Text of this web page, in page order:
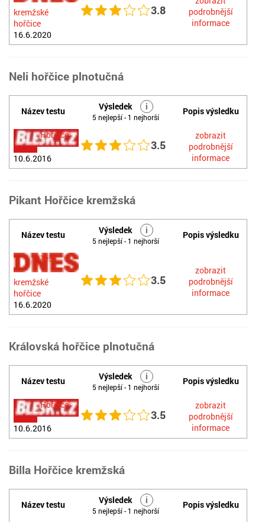
kremžské
hořčice
16.6.2020
3.8
podrobnější
informace
Neli hořčice plnotučná
Název testu Výsledek i
5 nejlepší - 1 nejhorší
Popis výsledku
Hořčice
10.6.2016
3.5
zobrazit
podrobnější
informace
Pikant Hořčice kremžská
Název testu Výsledek i
5 nejlepší - 1 nejhorší
Popis výsledku
Test
kremžské
hořčice
16.6.2020
3.5
zobrazit
podrobnější
informace
Královská hořčice plnotučná
Název testu Výsledek i
5 nejlepší - 1 nejhorší
Popis výsledku
Hořčice
10.6.2016
3.5
zobrazit
podrobnější
informace
Billa Hořčice kremžská
Název testu Výsledek i
5 nejlepší - 1 nejhorší
Popis výsledku